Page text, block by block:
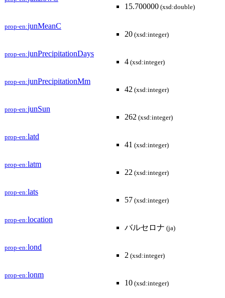
15.700000 (xsd:double)
prop-en:junMeanC
20 (xsd:integer)
prop-en:junPrecipitationDays
4 (xsd:integer)
prop-en:junPrecipitationMm
42 (xsd:integer)
prop-en:junSun
262 (xsd:integer)
prop-en:latd
41 (xsd:integer)
prop-en:latm
22 (xsd:integer)
prop-en:lats
57 (xsd:integer)
prop-en:location
バルセロナ (ja)
prop-en:lond
2 (xsd:integer)
prop-en:lonm
10 (xsd:integer)